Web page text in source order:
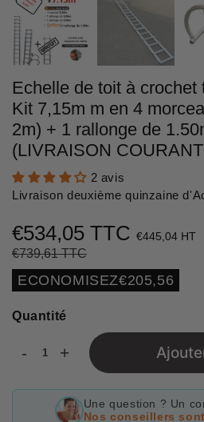
Echelle de toit à crochet
Kit 7,15m m en 4
2m) + 1 rallonge de
(LIVRAISON
2 avis
Livraison deuxième quinzaine
€534,05 TTC €445,04 HT
€739,61 TTC
régulier
réduit
Unit
price
ECONOMISEZ€205,56
Quantité
- +
Une question ? Un
Nos conseillers